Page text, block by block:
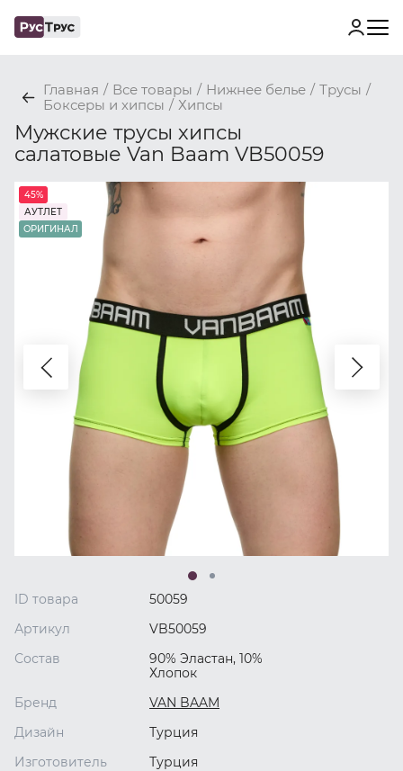
Главная / Все товары / Нижнее белье / Трусы /
Боксеры и хипсы / Хипсы
Мужские трусы хипсы
салатовые Van Baam VB50059
45%
АУТЛЕТ
ОРИГИНАЛ
ID товара
50059
Артикул
VB50059
Состав
90% Эластан, 10%
Хлопок
Бренд
VAN BAAM
Дизайн
Турция
Изготовитель
Турция